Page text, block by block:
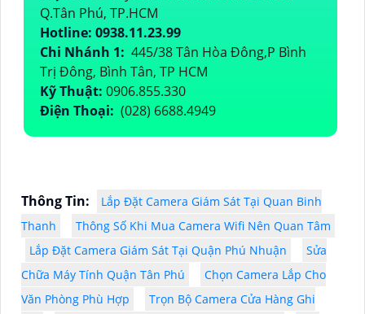
Q.Tân Phú, TP.HCM
Hotline: 0938.11.23.99
Chi Nhánh 1: 445/38 Tân Hòa Đông,P Bình
Trị Đông, Bình Tân, TP HCM
Kỹ Thuật: 0906.855.330
Điện Thoại: (028) 6688.4949
Thông Tin:
Lắp Đặt Camera Giám Sát Tại Quan Binh
Thanh
Thông Số Khi Mua Camera Wifi Nên Quan Tâm
Lắp Đặt Camera Giám Sát Tại Quận Phú Nhuận
Sửa
Chữa Máy Tính Quận Tân Phú
Chọn Camera Lắp Cho
Văn Phòng Phù Hợp
Trọn Bộ Camera Cửa Hàng Ghi